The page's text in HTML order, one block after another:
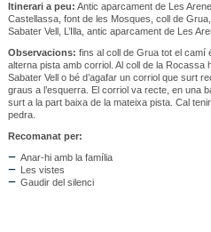
Itinerari a peu: Antic aparcament de Les
Castellassa, font de les Mosques, coll de
Sabater Vell, L’Illa, antic aparcament de Les
Observacions: fins al coll de Grua tot el camí
alterna pista amb corriol. Al coll de la Rocassa
Sabater Vell o bé d’agafar un corriol que surt
graus a l’esquerra. El corriol va recte, en una
surt a la part baixa de la mateixa pista. Cal
pedra.
Recomanat per:
Anar-hi amb la família
Les vistes
Gaudir del silenci